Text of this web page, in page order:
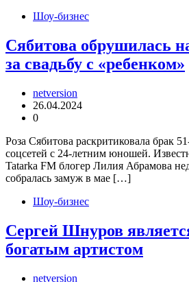
Шоу-бизнес
Сябитова обрушилась
за свадьбу с «ребенком»
netversion
26.04.2024
0
Роза Сябитова раскритиковала брак
соцсетей с 24-летним юношей.
Tatarka FM блогер Лилия Абрамова
собралась замуж в мае […]
Шоу-бизнес
Сергей Шнуров
богатым артистом
netversion